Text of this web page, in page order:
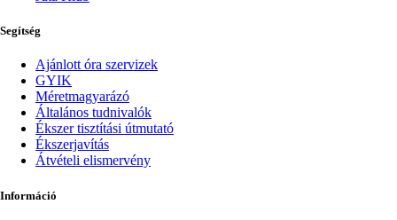
Segítség
Ajánlott óra szervizek
GYIK
Méretmagyarázó
Általános tudnivalók
Ékszer tisztítási útmutató
Ékszerjavítás
Átvételi elismervény
Információ